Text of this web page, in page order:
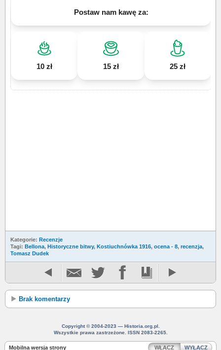
Postaw nam kawę za:
10 zł 15 zł 25 zł
Kategorie: Recenzje
Tagi: Bellona, Historyczne bitwy, Kostiuchnówka 1916, ocena - 8, recenzja,
Tomasz Dudek
Brak komentarzy
Copyright © 2004-2023 — Historia.org.pl.
Wszystkie prawa zastrzeżone. ISSN 2083-2265.
Mobilna wersja strony WŁĄCZ WYŁĄCZ